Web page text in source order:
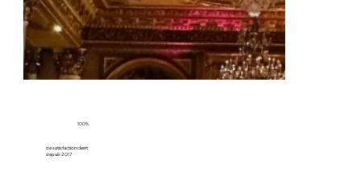
100%
de satisfaction client
depuis 2017